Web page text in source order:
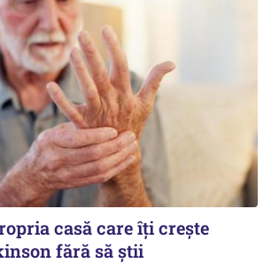
casă care îți crește
fără să știi